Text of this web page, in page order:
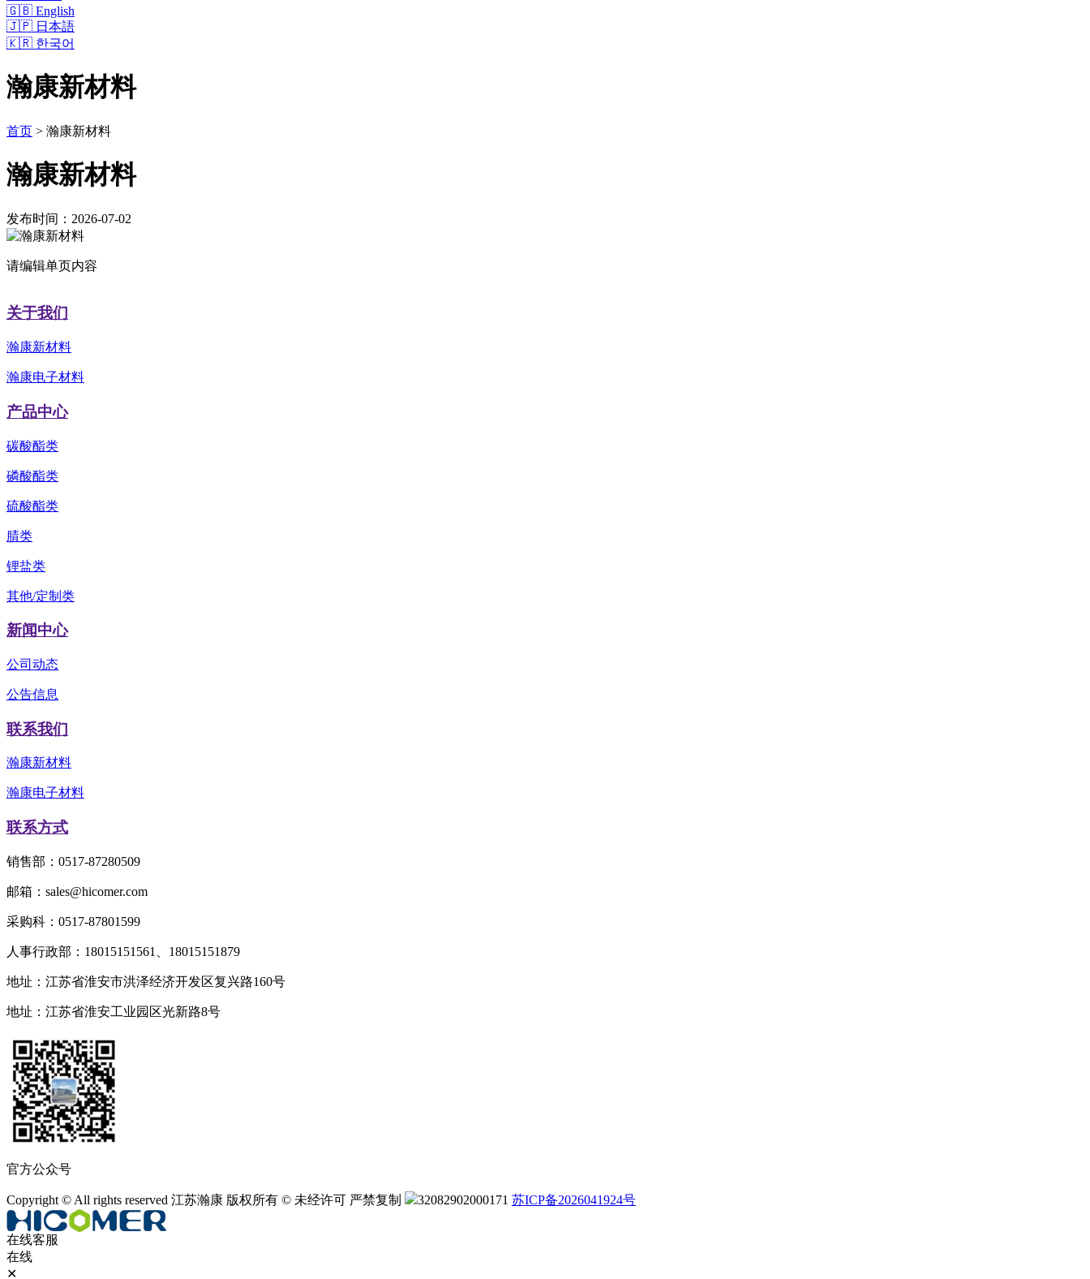
🇬🇧 English
🇯🇵 日本語
🇰🇷 한국어
瀚康新材料
首页 > 瀚康新材料
瀚康新材料
发布时间：2026-07-02
请编辑单页内容
关于我们
瀚康新材料
瀚康电子材料
产品中心
碳酸酯类
磷酸酯类
硫酸酯类
腈类
锂盐类
其他/定制类
新闻中心
公司动态
公告信息
联系我们
瀚康新材料
瀚康电子材料
联系方式
销售部：0517-87280509
邮箱：sales@hicomer.com
采购科：0517-87801599
人事行政部：18015151561、18015151879
地址：江苏省淮安市洪泽经济开发区复兴路160号
地址：江苏省淮安工业园区光新路8号
官方公众号
Copyright © All rights reserved 江苏瀚康 版权所有 © 未经许可 严禁复制 32082902000171 苏ICP备2026041924号
在线客服
在线
✕